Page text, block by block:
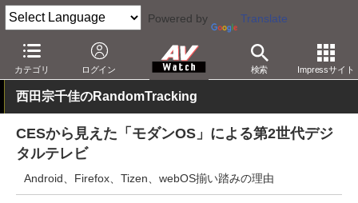
Powered by Translate
カテゴリ ログイン 検索 Impressサイト
AV Watch 製品 テレビ
西田宗千佳のRandomTracking
CESから見えた「モダンOS」による第2世代デジ
タルテレビ
Android、Firefox、Tizen、webOS揃い踏みの理由